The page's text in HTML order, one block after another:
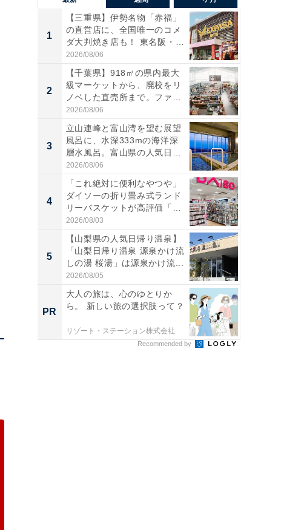
1
【三重県】伊勢名物「赤福」
の直営店に、全国唯一のコメ
ダ大判焼き店も！ 東名阪・
伊...
2026/08/06
2
【千葉県】918㎡の県内最大
級マーケットから、廃校をリ
ノベした直売所まで。ファ
ー...
2026/08/06
3
立山連峰と富山湾を望む展望
風呂に、水深333mの海洋深
層水風呂。富山県の人気日
帰...
2026/08/06
4
「これ絶対に便利なやつや」
ダイソーの折り畳み式ランド
リーバスケットが高評価「使
わ...
2026/08/03
5
【山梨県の人気日帰り温泉】
「山梨日帰り温泉 源泉かけ流
しの湯 桜湯」は源泉かけ流...
2026/08/05
PR
大人の旅は、心のゆとりか
ら。 新しい旅の選択肢って？
リゾート・ステーション株式会社
Recommended by